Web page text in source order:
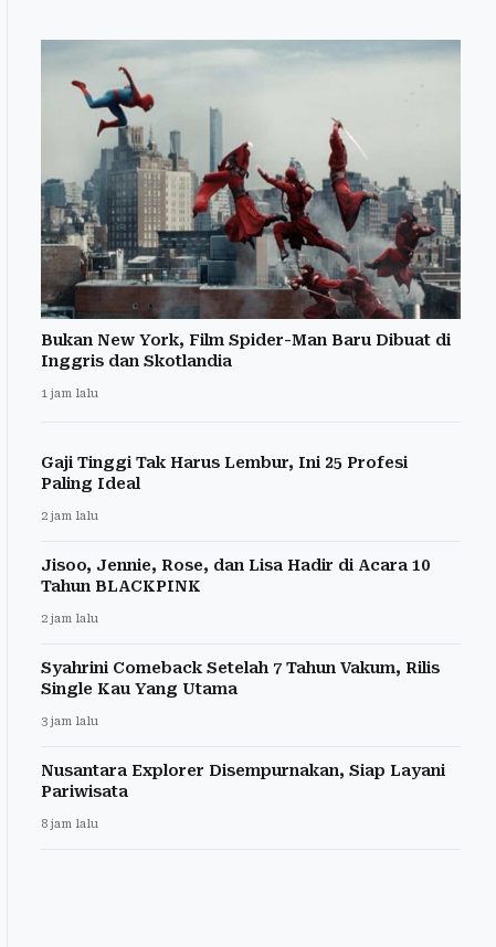
Bukan New York, Film Spider-Man Baru Dibuat di
Inggris dan Skotlandia
1 jam lalu
Gaji Tinggi Tak Harus Lembur, Ini 25 Profesi
Paling Ideal
2 jam lalu
Jisoo, Jennie, Rose, dan Lisa Hadir di Acara 10
Tahun BLACKPINK
2 jam lalu
Syahrini Comeback Setelah 7 Tahun Vakum, Rilis
Single Kau Yang Utama
3 jam lalu
Nusantara Explorer Disempurnakan, Siap Layani
Pariwisata
8 jam lalu